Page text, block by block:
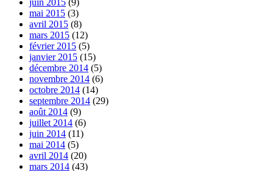
juin 2015 (9)
mai 2015 (3)
avril 2015 (8)
mars 2015 (12)
février 2015 (5)
janvier 2015 (15)
décembre 2014 (5)
novembre 2014 (6)
octobre 2014 (14)
septembre 2014 (29)
août 2014 (9)
juillet 2014 (6)
juin 2014 (11)
mai 2014 (5)
avril 2014 (20)
mars 2014 (43)